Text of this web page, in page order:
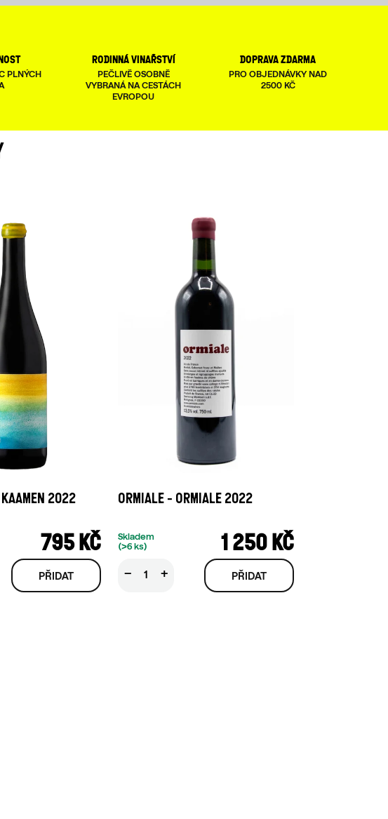
PLNÝCH
rodinná vinařství
PEČLIVĚ OSOBNĚ
VYBRANÁ NA CESTÁCH
EVROPOU
doprava zdarma
PRO OBJEDNÁVKY NAD
2500 KČ
2022
795 KČ
ORMIALE - ORMIALE 2022
1 250 KČ
Skladem
(>6 ks)
+
−